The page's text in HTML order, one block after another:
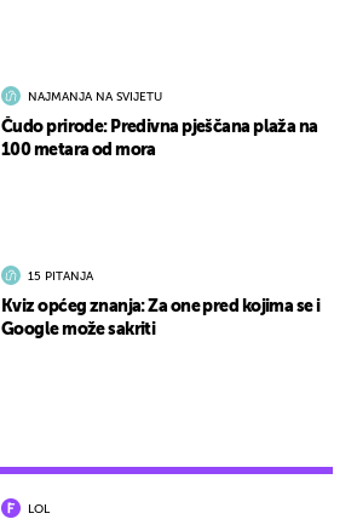
LOL
NAJMANJA NA SVIJETU
Čudo prirode: Predivna pješčana plaža na
100 metara od mora
15 PITANJA
Kviz općeg znanja: Za one pred kojima se i
Google može sakriti